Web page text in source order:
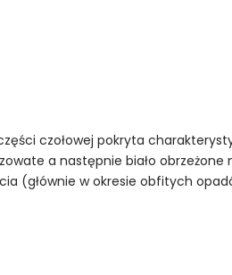
czołowej pokryta
a następnie biało obrzeżone
(głównie w okresie obfitych